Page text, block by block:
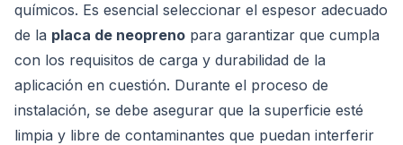
químicos. Es esencial seleccionar el espesor adecuado
de la placa de neopreno para garantizar que cumpla
con los requisitos de carga y durabilidad de la
aplicación en cuestión. Durante el proceso de
instalación, se debe asegurar que la superficie esté
limpia y libre de contaminantes que puedan interferir